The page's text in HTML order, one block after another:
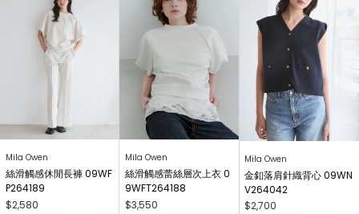
Mila Owen
絲滑觸感休閒長褲 09WF
P264189
$2,580
Mila Owen
絲滑觸感蕾絲層次上衣 0
9WFT264188
$3,550
Mila Owen
金釦落肩針織背心 09WN
V264042
$2,700